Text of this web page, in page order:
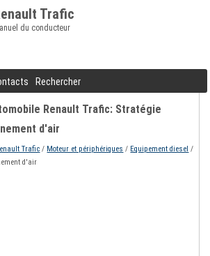
Trafic
du conducteur
Rechercher
Renault Trafic: Stratégie
d'air
Trafic / Moteur et périphériques / Equipement diesel /
d'air